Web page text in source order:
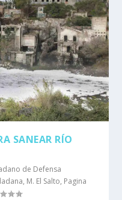
SANEAR RÍO
de Defensa
, M. El Salto, Pagina